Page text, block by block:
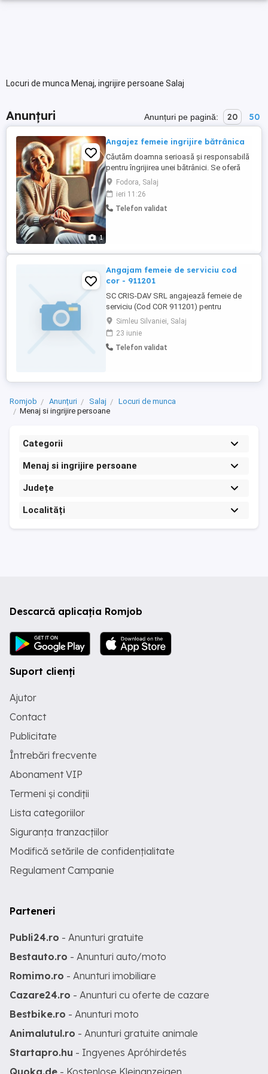
Locuri de munca Menaj, ingrijire persoane Salaj
Anunțuri Anunțuri pe pagină: 20 50
1
Angajez femeie ingrijire bătrânica
Căutăm doamna serioasă și responsabilă
pentru îngrijirea unei bătrânici. Se oferă
cazare și condiții bune, la 25 km de Dej.
Pentru mai multe detalii, vă rog sa sunați la
nr. de telefon din anunt.
Fodora, Salaj
ieri 11:26
Telefon validat
Angajam femeie de serviciu cod
cor - 911201
SC CRIS-DAV SRL angajează femeie de
serviciu (Cod COR 911201) pentru
desfășurarea activității la sediul societății
din loc. Șimleu Silvaniei, oraș Șimleu
Silvaniei, Piața 1 Mai nr. 1, județul Sălaj.
Cerințe: seriozitate, responsabilitate și
Simleu Silvaniei, Salaj
23 iunie
Telefon validat
Romjob Anunțuri Salaj
Locuri de munca
Menaj si ingrijire persoane
Categorii
Menaj si ingrijire persoane
Județe
Localități
Descarcă aplicația Romjob
Suport clienți
Ajutor
Contact
Publicitate
Întrebări frecvente
Abonament VIP
Termeni și condiții
Lista categoriilor
Siguranța tranzacțiilor
Modifică setările de confidențialitate
Regulament Campanie
Parteneri
Publi24.ro - Anunturi gratuite
Bestauto.ro - Anunturi auto/moto
Romimo.ro - Anunturi imobiliare
Cazare24.ro - Anunturi cu oferte de cazare
Bestbike.ro - Anunturi moto
Animalutul.ro - Anunturi gratuite animale
Startapro.hu - Ingyenes Apróhirdetés
Quoka.de - Kostenlose Kleinanzeigen